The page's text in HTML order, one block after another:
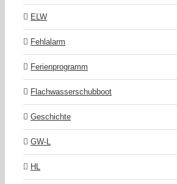
ELW
Fehlalarm
Ferienprogramm
Flachwasserschubboot
Geschichte
GW-L
HL